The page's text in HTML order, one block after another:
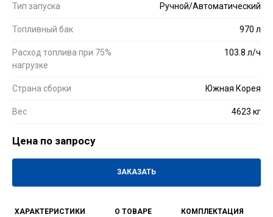
Тип запуска Ручной/Автоматический
Топливный бак 970 л
Расход топлива при 75%
нагрузке
103.8 л/ч
Страна сборки Южная Корея
Вес 4623 кг
Цена по запросу
ЗАКАЗАТЬ
ХАРАКТЕРИСТИКИ О ТОВАРЕ КОМПЛЕКТАЦИЯ